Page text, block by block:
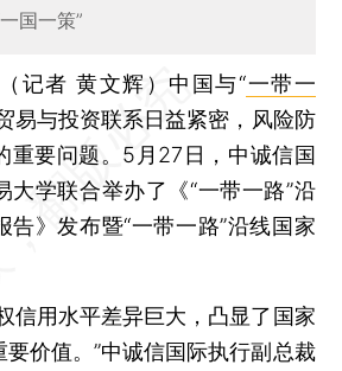
国一策”
记者 黄文辉） 中国与“一带一
易与投资联系日益紧密，风险防
重要问题。5月27日，中诚信国
大学联合举办了《“一带一路”沿
告》发布暨“一带一路”沿线国家
用水平差异巨大，凸显了国家
价值。”中诚信国际执行副总裁